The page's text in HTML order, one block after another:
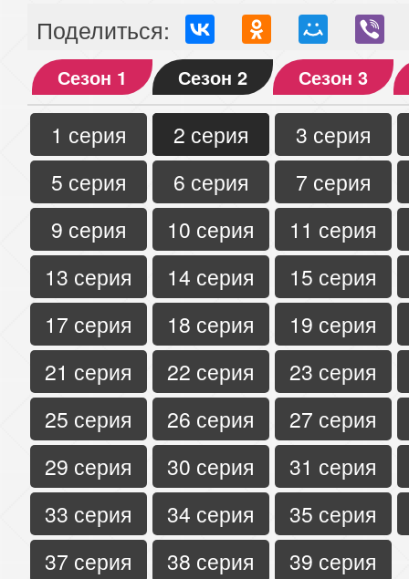
Поделиться:
Сезон 1 Сезон 2 Сезон 3
1 серия 2 серия
3 серия
5 серия
6 серия
7 серия
9 серия
10 серия
11 серия
13 серия
14 серия
15 серия
17 серия
18 серия
19 серия
21 серия
22 серия
23 серия
25 серия
26 серия
27 серия
29 серия
30 серия
31 серия
33 серия
34 серия
35 серия
37 серия
38 серия 39 серия